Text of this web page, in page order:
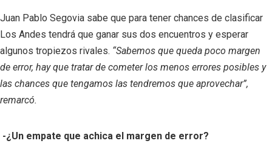
Juan Pablo Segovia sabe que para tener chances de clasificar
Los Andes tendrá que ganar sus dos encuentros y esperar
algunos tropiezos rivales. “Sabemos que queda poco margen
de error, hay que tratar de cometer los menos errores posibles y
las chances que tengamos las tendremos que aprovechar”,
remarcó.
-¿Un empate que achica el margen de error?